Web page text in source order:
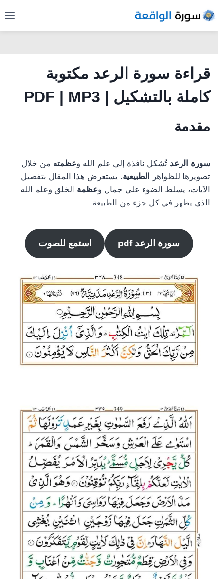
إلى
المحتوى
قراءة سورة الرعد مكتوبة
كاملة بالتشكيل | PDF | MP3
مقدمة
سورة الرعد تُشكل نافذة إلى علم الله وعظمته من خلال
تصويرها للظواهر
الطبيعية. يستعرض هذا المقال بتفصيل
الآيات، يسلط الضوء على جمال وعظمة الخلق وعلم الله
الذي يظهر في كل جزء من الطبيعة.
سورة الرعد pdf استمع للصوت